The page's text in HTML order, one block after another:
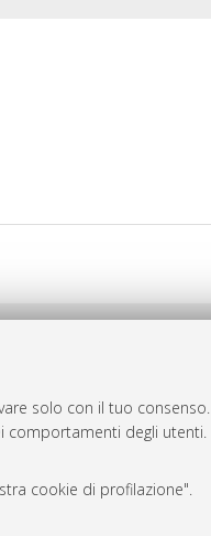
solo con il tuo consenso.
comportamenti degli utenti.
cookie di profilazione".